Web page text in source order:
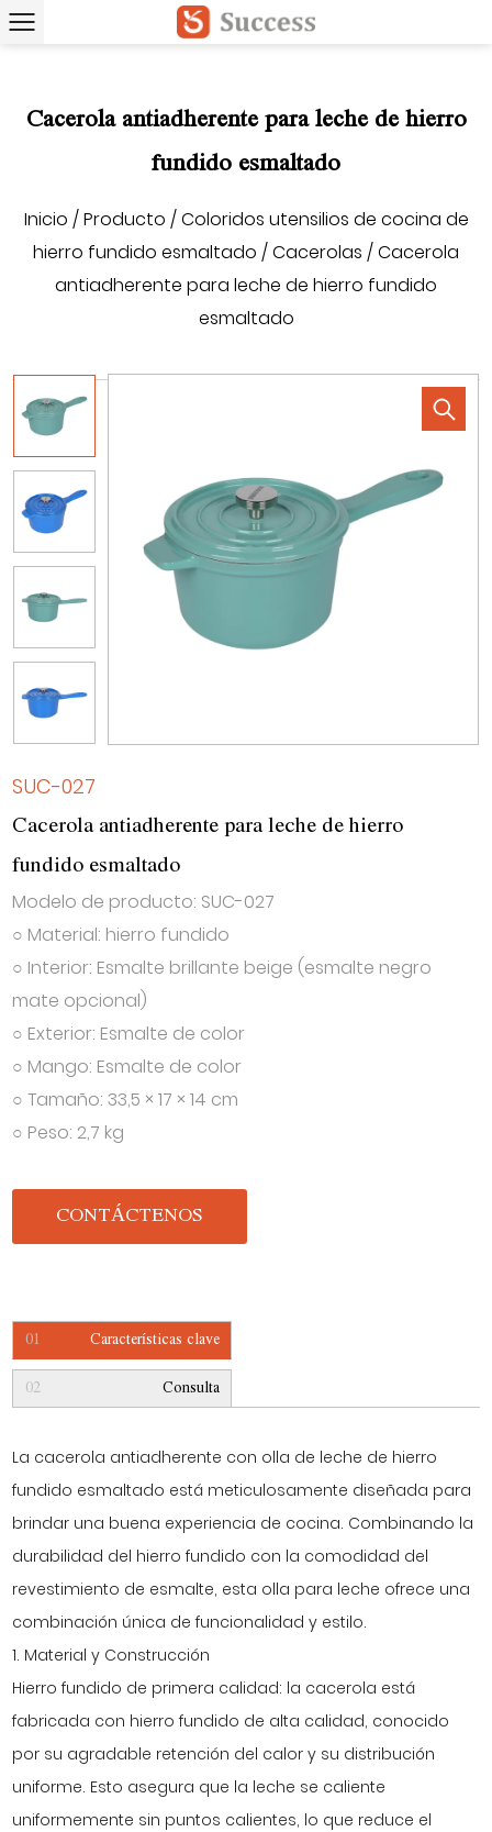
Cacerola antiadherente para leche de hierro
fundido esmaltado
Inicio /Producto /Coloridos utensilios de cocina de
hierro fundido esmaltado /Cacerolas /Cacerola
antiadherente para leche de hierro fundido
esmaltado
SUC-027
Cacerola antiadherente para leche de hierro
fundido esmaltado
Modelo de producto: SUC-027
○ Material: hierro fundido
○ Interior: Esmalte brillante beige (esmalte negro
mate opcional)
○ Exterior: Esmalte de color
○ Mango: Esmalte de color
○ Tamaño: 33,5 × 17 × 14 cm
○ Peso: 2,7 kg
CONTÁCTENOS
01 Características clave
02 Consulta
La cacerola antiadherente con olla de leche de hierro
fundido esmaltado está meticulosamente diseñada para
brindar una buena experiencia de cocina. Combinando la
durabilidad del hierro fundido con la comodidad del
revestimiento de esmalte, esta olla para leche ofrece una
combinación única de funcionalidad y estilo.
1. Material y Construcción
Hierro fundido de primera calidad: la cacerola está
fabricada con hierro fundido de alta calidad, conocido
por su agradable retención del calor y su distribución
uniforme. Esto asegura que la leche se caliente
uniformemente sin puntos calientes, lo que reduce el